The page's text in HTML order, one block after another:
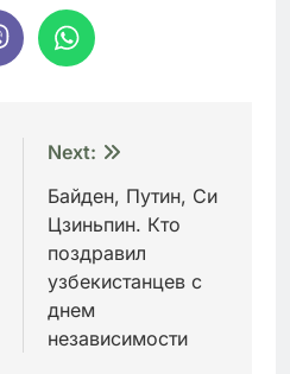
Next:
Байден, Путин, Си
Цзиньпин. Кто
поздравил
узбекистанцев с
днем
независимости